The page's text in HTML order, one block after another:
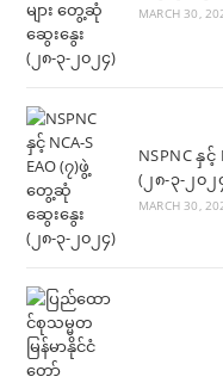
MARCH 30,
NSPNC နှ
(၂၈-၃-၂၀၂
MARCH 30,